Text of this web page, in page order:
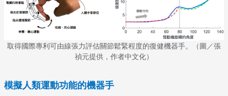
取得國際專利可由線張力評估關節鬆緊程度的復健機器手。（圖／張
禎元提供，作者中文化）
模擬人類運動功能的機器手